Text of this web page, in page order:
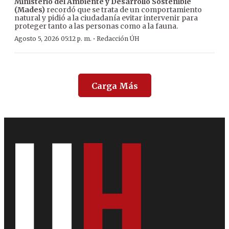
(Mades) recordó que se trata de un comportamiento
natural y pidió a la ciudadanía evitar intervenir para
proteger tanto a las personas como a la fauna.
Agosto 5, 2026 05:12 p. m. · Redacción ÚH
Carga Más